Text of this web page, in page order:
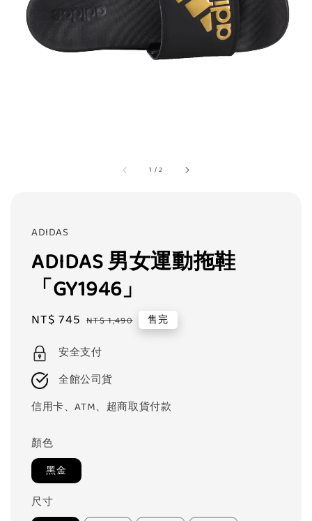
1 /2
ADIDAS
ADIDAS 男女運動拖鞋
「GY1946」
Sale
NT$ 745 Regular
NT$ 1,490 售完
安全支付
全館公司貨
信用卡、ATM、超商取貨付款
顏色
黑金
尺寸